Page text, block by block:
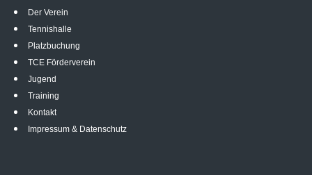
Der Verein
Tennishalle
Platzbuchung
TCE Förderverein
Jugend
Training
Kontakt
Impressum & Datenschutz